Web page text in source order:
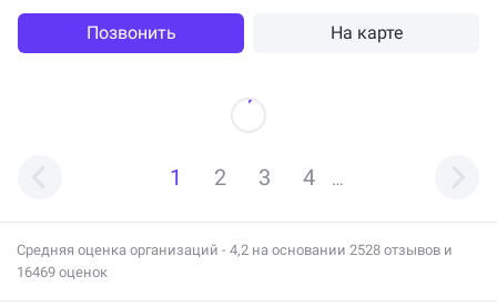
Позвонить На карте
1 2 3 4 …
Средняя оценка организаций - 4,2 на основании 2528 отзывов и
16469 оценок